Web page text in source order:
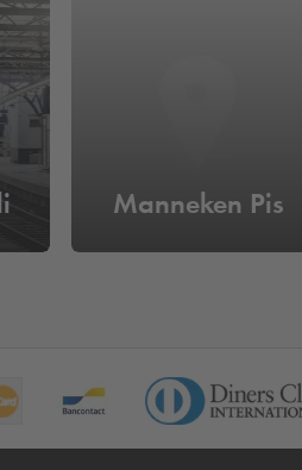
Manneken Pis